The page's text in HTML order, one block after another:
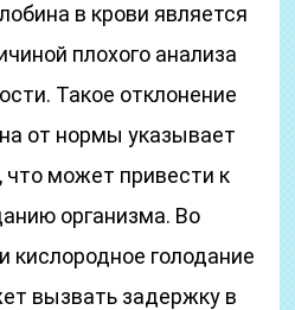
в крови является
плохого анализа
Такое отклонение
от нормы указывает
что может привести к
организма. Во
кислородное голодание
вызвать задержку в